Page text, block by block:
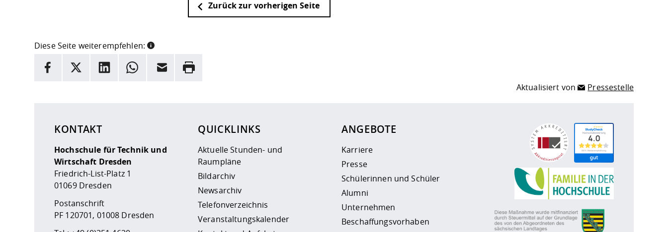
Zurück zur vorherigen Seite
Diese Seite weiterempfehlen:
INFORMATION
Facebook
X LinkedInWhatsappE-Mail Drucken
Aktualisiert von Pressestelle
KONTAKT
Hochschule für Technik und
Wirtschaft Dresden
Friedrich-List-Platz 1
01069 Dresden
Postanschrift
PF 120701, 01008 Dresden
QUICKLINKS
Aktuelle Stunden- und
Raumpläne
Bildarchiv
Newsarchiv
Telefonverzeichnis
Veranstaltungskalender
ANGEBOTE
Karriere
Presse
Schülerinnen und Schüler
Alumni
Unternehmen
Beschaffungsvorhaben